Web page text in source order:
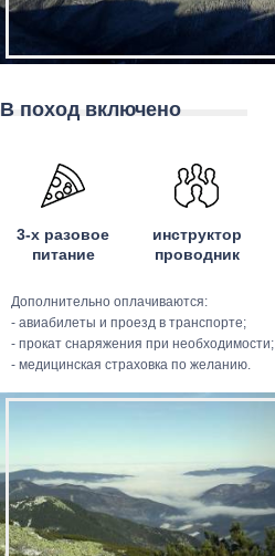
В поход включено
3-х разовое
питание
инструктор
проводник
Дополнительно оплачиваются:
- авиабилеты и проезд в транспорте;
- прокат снаряжения при необходимости;
- медицинская страховка по желанию.